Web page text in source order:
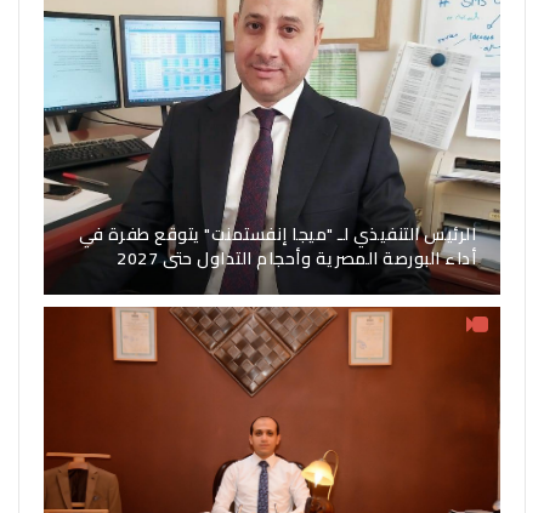
الرئيس التنفيذي لـ "ميجا إنفستمنت" يتوقع طفرة في
أداء البورصة المصرية وأحجام التداول حتى 2027